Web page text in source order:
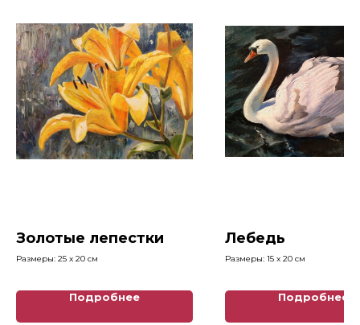
Золотые лепестки
Размеры: 25 x 20 см
Подробнее
Лебедь
Размеры: 15 x 20 см
Подробнее
Навигация Контакты
Telegram
Артромус — площадка,
объединяющая
профессиональных художников
и ценителей искусства.
Художники